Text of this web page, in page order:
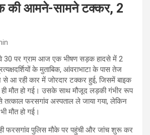
की आमने-सामने टक्कर, 2
30 पर ग्राम आज एक भीषण सड़क हादसे में 2
के मुताबिक, आंवराभाटा के पास तेज
से आ रही कार में जोरदार टक्कर हुई, जिसमें बाइक
मौत हो गई। उसके साथ मौजूद लड़की गंभीर रूप
तत्काल फरसगांव अस्पताल ले जाया गया, लेकिन
मौत हो गई।
फरसगांव पुलिस मौके पर पहुंची और जांच शुरू कर